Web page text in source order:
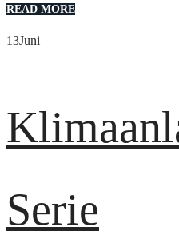
READ MORE
13Juni
Serie